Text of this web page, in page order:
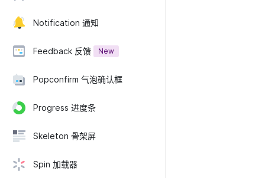
Notification 通知
Feedback 反馈 New
Popconfirm 气泡确认框
Progress 进度条
Skeleton 骨架屏
Spin 加载器